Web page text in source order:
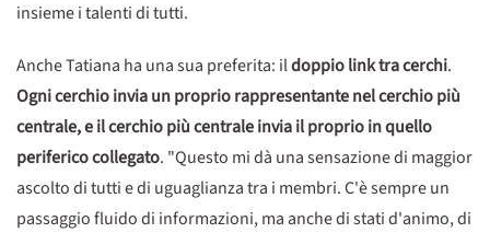
insieme i talenti di tutti.
Anche Tatiana ha una sua preferita: ildoppio link tra cerchi.
Ogni cerchio invia un proprio rappresentante nel cerchio più
centrale, e il cerchio più centrale invia il proprio in quello
periferico collegato. "Questo mi dà una sensazione di maggior
ascolto di tutti e di uguaglianza tra i membri. C'è sempre un
passaggio fluido di informazioni, ma anche di stati d'animo, di